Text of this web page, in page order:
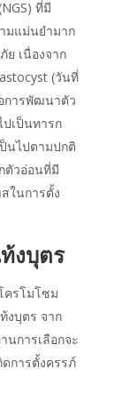
ที่มี
มแม่นยำมาก
ย เนื่องจาก
(วันที่
การพัฒนาตัว
เป็นทารก
นไปตามปกติ
ตัวอ่อนที่มี
ในการตั้ง
งบุตร
ครโมโซม
งบุตร จาก
การเลือกจะ
การตั้งครรภ์